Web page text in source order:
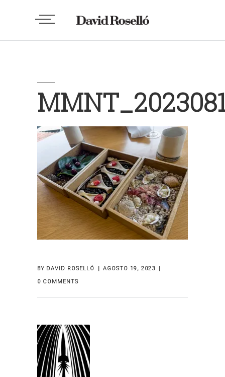
BY DAVID ROSELLÓ
AGOSTO 19, 2023
0 COMMENTS